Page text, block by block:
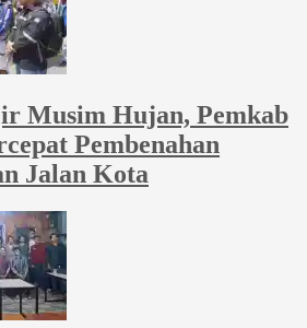
Musim Hujan, Pemkab
Pembenahan
Jalan Kota